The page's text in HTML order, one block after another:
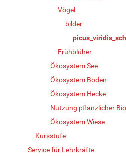
Vögel
bilder
Frühblüher
Ökosystem See
Ökosystem Boden
Ökosystem Hecke
Nutzung pflanzlicher
Ökosystem Wiese
Kursstufe
Service für Lehrkräfte